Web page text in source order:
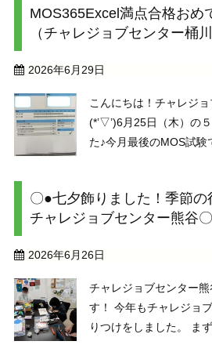
『Outlook講座』 ...
MOS365Excel満点合格おめ
（チャレジョブセンター桶川
2026年6月29日
こんにちは！チャレジ
(*’▽’)6月25日（木）の
た♪今月最後のMOS試験
さんに感想を書いて ...
〇●七夕飾りました！季節の
チャレジョブセンター熊谷〇
2026年6月26日
チャレジョブセンター
す！ 今年もチャレジョ
りつけをしました。 ま